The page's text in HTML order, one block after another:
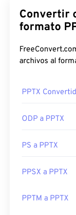
Convertir
PPTX
ODP a PPTX
PS a PPTX
PPSX a PPTX
PPTM a PPTX